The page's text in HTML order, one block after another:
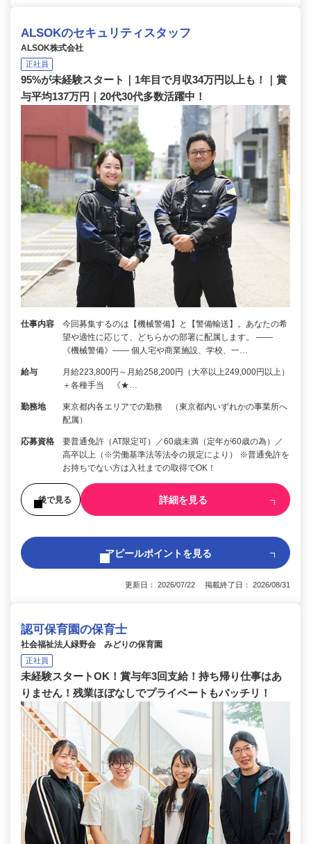
ALSOKのセキュリティスタッフ
ALSOK株式会社
正社員
95%が未経験スタート｜1年目で月収34万円以上も！｜賞
与平均137万円｜20代30代多数活躍中！
仕事内容
今回募集するのは【機械警備】と【警備輸送】。あなたの希
望や適性に応じて、どちらかの部署に配属します。 ――
《機械警備》―― 個人宅や商業施設、学校、一…
給与
月給223,800円～月給258,200円（大卒以上249,000円以上）
＋各種手当 《★…
勤務地
東京都内各エリアでの勤務 （東京都内いずれかの事業所へ
配属）
応募資格
要普通免許（AT限定可）／60歳未満（定年が60歳の為）／
高卒以上（※労働基準法等法令の規定により） ※普通免許を
お持ちでない方は入社までの取得でOK！
後で見る 詳細を見る
アピールポイントを見る
更新日： 2026/07/22 掲載終了日： 2026/08/31
認可保育園の保育士
社会福祉法人緑野会 みどりの保育園
正社員
未経験スタートOK！賞与年3回支給！持ち帰り仕事はあ
りません！残業ほぼなしでプライベートもバッチリ！